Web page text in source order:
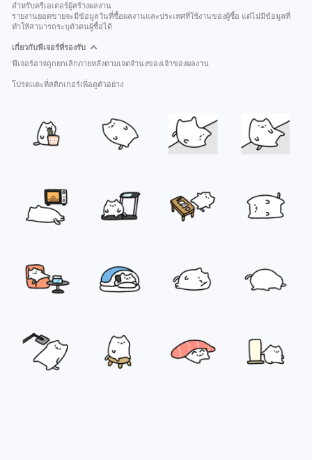
สำหรับครีเอเตอร์ผู้สร้างผลงาน
รายงานยอดขายจะมีข้อมูลวันที่ซื้อผลงานและประเทศที่ใช้งานของผู้ซื้อ แต่ไม่มีข้อมูลที่
ทำให้สามารถระบุตัวตนผู้ซื้อได้
เกี่ยวกับฟีเจอร์ที่รองรับ
ฟีเจอร์อาจถูกยกเลิกภายหลังตามเจตจำนงของเจ้าของผลงาน
โปรดแตะที่สติกเกอร์เพื่อดูตัวอย่าง